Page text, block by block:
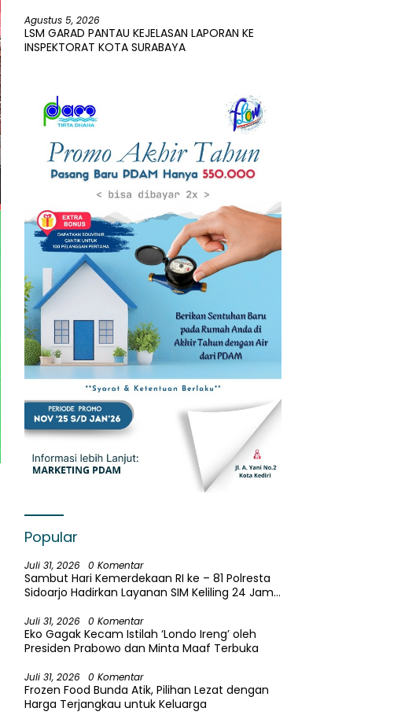
Agustus 5, 2026
LSM GARAD PANTAU KEJELASAN LAPORAN KE
INSPEKTORAT KOTA SURABAYA
Popular
Juli 31, 2026 0 Komentar
Sambut Hari Kemerdekaan RI ke – 81 Polresta
Sidoarjo Hadirkan Layanan SIM Keliling 24 Jam
Juli 31, 2026 0 Komentar
Eko Gagak Kecam Istilah ‘Londo Ireng’ oleh
Presiden Prabowo dan Minta Maaf Terbuka
Juli 31, 2026 0 Komentar
Frozen Food Bunda Atik, Pilihan Lezat dengan
Harga Terjangkau untuk Keluarga